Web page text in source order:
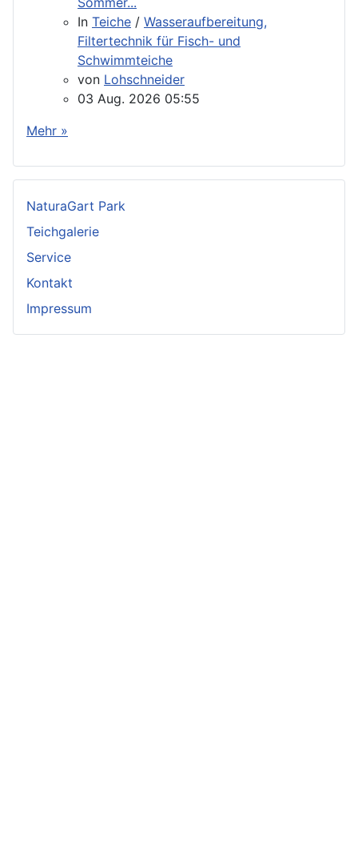
In Teiche / Wasseraufbereitung,
Filtertechnik für Fisch- und
Schwimmteiche
von Lohschneider
03 Aug. 2026 05:55
Mehr »
NaturaGart Park
Teichgalerie
Service
Kontakt
Impressum